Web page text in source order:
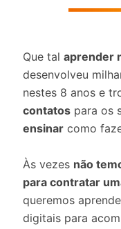
Que tal aprender
desenvolveu
nestes 8 anos e
contatos para os
ensinar como
Às vezes não
para contratar
queremos
digitais para